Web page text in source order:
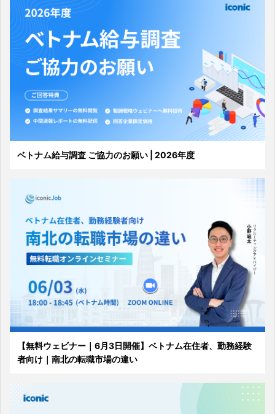
ベトナム給与調査 ご協力のお願い | 2026年度
【無料ウェビナー｜6月3日開催】ベトナム在住者、勤務経験
者向け｜南北の転職市場の違い